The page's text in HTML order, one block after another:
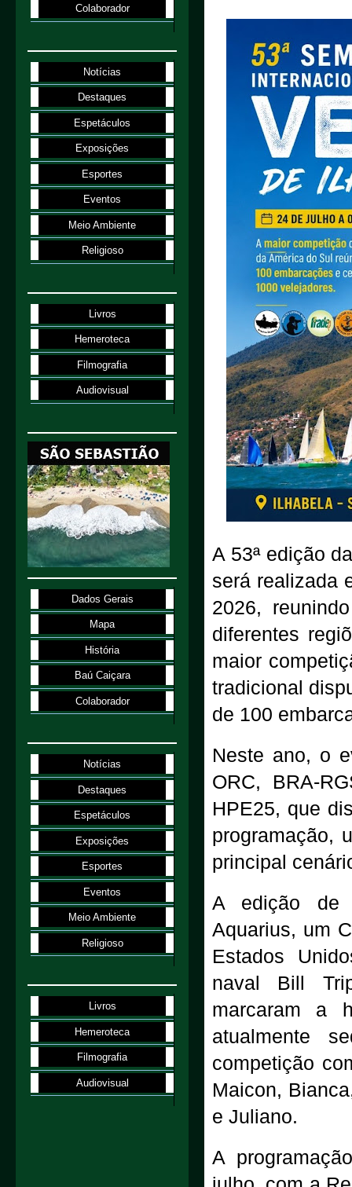
A 53ª edição
será realizada
2026,
diferentes
maior
tradicional
de 100
Neste ano, o
ORC, BRA-
HPE25, que
programação,
principal
A edição de
Aquarius, um
Estados
naval Bill
marcaram a
atualmente
competição
Maicon,
e Juliano.
A
Colaborador
Notícias
Destaques
Espetáculos
Exposições
Esportes
Eventos
Meio Ambiente
Religioso
Livros
Hemeroteca
Filmografia
Audiovisual
Dados Gerais
Mapa
História
Baú Caiçara
Colaborador
Notícias
Destaques
Espetáculos
Exposições
Esportes
Eventos
Meio Ambiente
Religioso
Livros
Hemeroteca
Filmografia
Audiovisual